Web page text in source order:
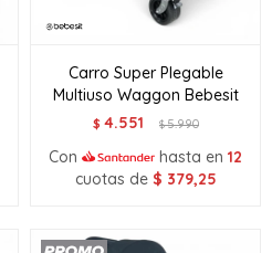
Carro Super Plegable
Multiuso Waggon Bebesit
$ 4.551 $5.990
Con hasta en 12
cuotas de $ 379,25